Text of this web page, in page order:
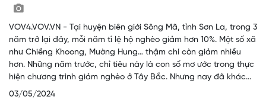
VOV4.VOV.VN - Tại huyện biên giới Sông Mã, tỉnh Sơn La, trong 3
năm trở lại đây, mỗi năm tỉ lệ hộ nghèo giảm hơn 10%. Một số xã
như Chiềng Khoong, Mường Hung… thậm chí còn giảm nhiều
hơn. Những năm trước, chỉ tiêu này là con số mơ ước trong thực
hiện chương trình giảm nghèo ở Tây Bắc. Nhưng nay đã khác...
03/05/2024